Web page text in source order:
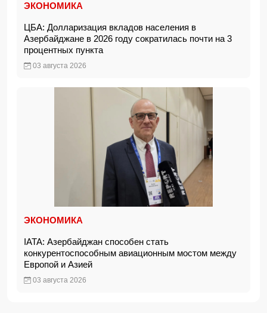
ЭКОНОМИКА
ЦБА: Долларизация вкладов населения в
Азербайджане в 2026 году сократилась почти на 3
процентных пункта
03 августа 2026
ЭКОНОМИКА
IATA: Азербайджан способен стать
конкурентоспособным авиационным мостом между
Европой и Азией
03 августа 2026